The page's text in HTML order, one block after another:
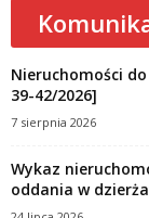
Nieruchomości do
39-42/2026]
7 sierpnia 2026
Wykaz
oddania w